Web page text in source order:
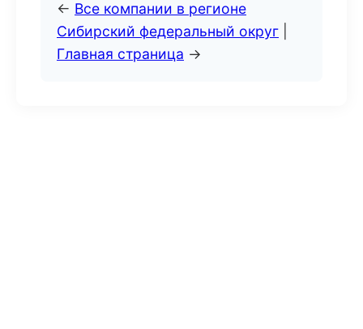
← Все компании в регионе
Сибирский федеральный округ
Главная страница →